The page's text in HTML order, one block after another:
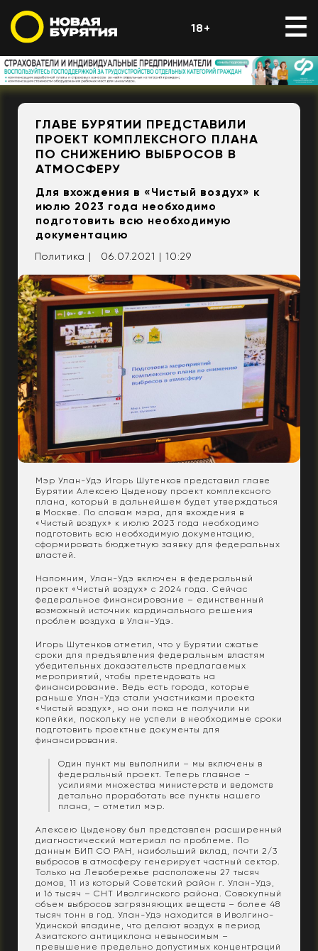
18+
ГЛАВЕ БУРЯТИИ ПРЕДСТАВИЛИ
ПРОЕКТ КОМПЛЕКСНОГО ПЛАНА
ПО СНИЖЕНИЮ ВЫБРОСОВ В
АТМОСФЕРУ
Для вхождения в «Чистый воздух» к
июлю 2023 года необходимо
подготовить всю необходимую
документацию
Политика | 06.07.2021 | 10:29
Мэр Улан-Удэ Игорь Шутенков представил главе
Бурятии Алексею Цыденову проект комплексного
плана, который в дальнейшем будет утверждаться
в Москве. По словам мэра, для вхождения в
«Чистый воздух» к июлю 2023 года необходимо
подготовить всю необходимую документацию,
сформировать бюджетную заявку для федеральных
властей.
Напомним, Улан-Удэ включен в федеральный
проект «Чистый воздух» с 2024 года. Сейчас
федеральное финансирование – единственный
возможный источник кардинального решения
проблем воздуха в Улан-Удэ.
Игорь Шутенков отметил, что у Бурятии сжатые
сроки для предъявления федеральным властям
убедительных доказательств предлагаемых
мероприятий, чтобы претендовать на
финансирование. Ведь есть города, которые
раньше Улан-Удэ стали участниками проекта
«Чистый воздух», но они пока не получили ни
копейки, поскольку не успели в необходимые сроки
подготовить проектные документы для
финансирования.
Один пункт мы выполнили – мы включены в
федеральный проект. Теперь главное –
усилиями множества министерств и ведомств
детально проработать все пункты нашего
плана, – отметил мэр.
Алексею Цыденову был представлен расширенный
диагностический материал по проблеме. По
данным БИП СО РАН, наибольший вклад, почти 2/3
выбросов в атмосферу генерирует частный сектор.
Только на Левобережье расположены 27 тысяч
домов, 11 из который Советский район г. Улан-Удэ,
и 16 тысяч – СНТ Иволгинского района. Совокупный
объем выбросов загрязняющих веществ – более 48
тысяч тонн в год. Улан-Удэ находится в Иволгино-
Удинской впадине, что делают воздух в период
Азиатского антициклона невыносимым –
превышение предельно допустимых концентраций